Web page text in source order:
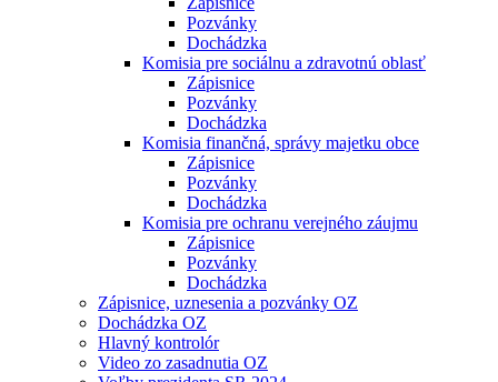
Pozvánky
Dochádzka
Komisia pre sociálnu a zdravotnú oblasť
Zápisnice
Pozvánky
Dochádzka
Komisia finančná, správy majetku obce
Zápisnice
Pozvánky
Dochádzka
Komisia pre ochranu verejného záujmu
Zápisnice
Pozvánky
Dochádzka
Zápisnice, uznesenia a pozvánky OZ
Dochádzka OZ
Hlavný kontrolór
Video zo zasadnutia OZ